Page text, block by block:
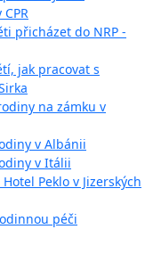
přicházet do NRP -
jak pracovat s
na zámku v
v Albánii
v Itálii
Peklo v Jizerských
péči